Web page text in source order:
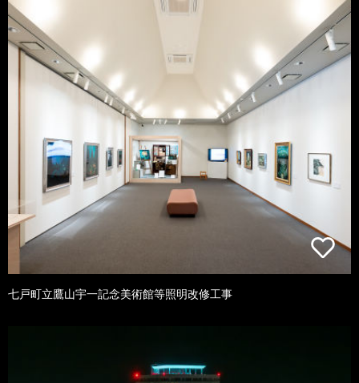
七戸町立鷹山宇一記念美術館等照明改修工事